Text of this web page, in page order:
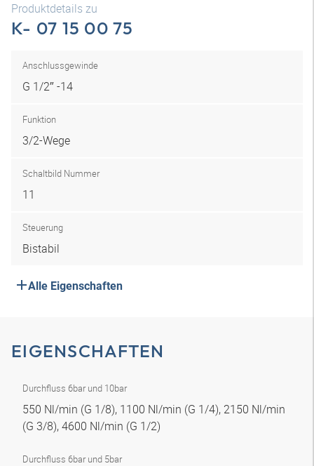
Produktdetails zu
K- 07 15 00 75
Anschlussgewinde
G 1/2″ -14
Funktion
3/2-Wege
Schaltbild Nummer
11
Steuerung
Bistabil
Alle Eigenschaften
EIGENSCHAFTEN
Durchfluss 6bar und 10bar
550 Nl/min (G 1/8), 1100 Nl/min (G 1/4), 2150 Nl/min
(G 3/8), 4600 Nl/min (G 1/2)
Durchfluss 6bar und 5bar